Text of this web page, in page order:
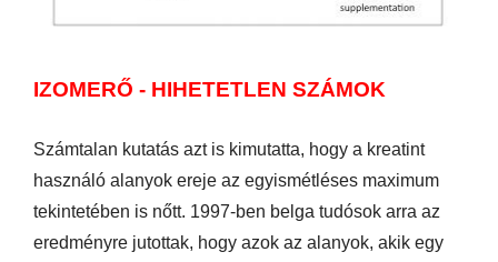
IZOMERŐ - HIHETETLEN SZÁMOK
Számtalan kutatás azt is kimutatta, hogy a kreatint
használó alanyok ereje az egyismétléses maximum
tekintetében is nőtt. 1997-ben belga tudósok arra az
eredményre jutottak, hogy azok az alanyok, akik egy